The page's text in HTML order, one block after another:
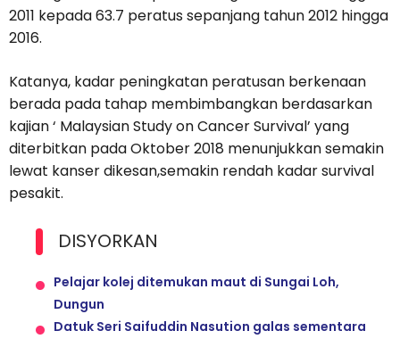
2011 kepada 63.7 peratus sepanjang tahun 2012 hingga
2016.
Katanya, kadar peningkatan peratusan berkenaan
berada pada tahap membimbangkan berdasarkan
kajian ‘ Malaysian Study on Cancer Survival’ yang
diterbitkan pada Oktober 2018 menunjukkan semakin
lewat kanser dikesan,semakin rendah kadar survival
pesakit.
DISYORKAN
Pelajar kolej ditemukan maut di Sungai Loh,
Dungun
Datuk Seri Saifuddin Nasution galas sementara